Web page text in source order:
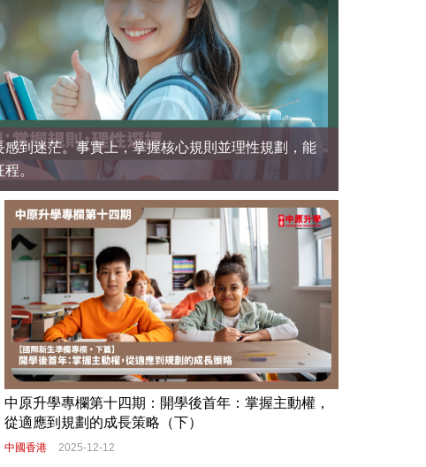
物業
到迷茫。事實上，掌握核心規則並理性規劃，能
程。
中原升學專欄第十四期：開學後首年：掌握主動權，
從適應到規劃的成長策略（下）
中國香港 2025-12-12